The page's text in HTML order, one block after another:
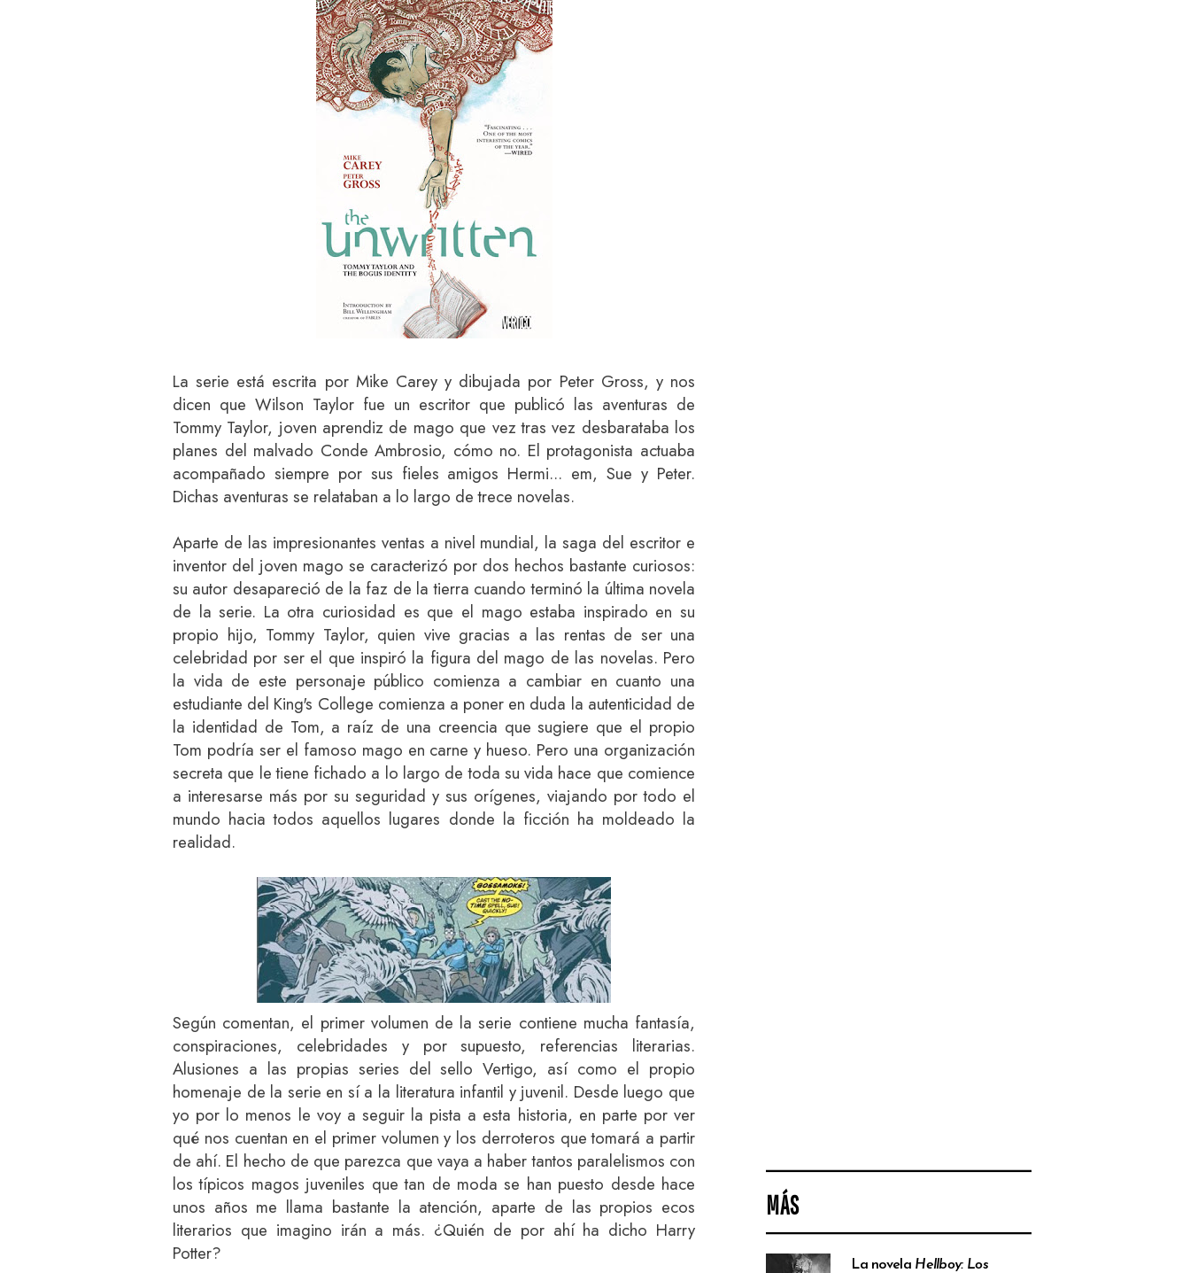
MÁS
La novela Hellboy: Los
La serie está escrita por Mike Carey y dibujada por Peter Gross, y nos
dicen que Wilson Taylor fue un escritor que publicó las aventuras de
Tommy Taylor, joven aprendiz de mago que vez tras vez desbarataba los
planes del malvado Conde Ambrosio, cómo no. El protagonista actuaba
acompañado siempre por sus fieles amigos Hermi... em, Sue y Peter.
Dichas aventuras se relataban a lo largo de trece novelas.
Aparte de las impresionantes ventas a nivel mundial, la saga del escritor e
inventor del joven mago se caracterizó por dos hechos bastante curiosos:
su autor desapareció de la faz de la tierra cuando terminó la última novela
de la serie. La otra curiosidad es que el mago estaba inspirado en su
propio hijo, Tommy Taylor, quien vive gracias a las rentas de ser una
celebridad por ser el que inspiró la figura del mago de las novelas. Pero
la vida de este personaje público comienza a cambiar en cuanto una
estudiante del King's College comienza a poner en duda la autenticidad de
la identidad de Tom, a raíz de una creencia que sugiere que el propio
Tom podría ser el famoso mago en carne y hueso. Pero una organización
secreta que le tiene fichado a lo largo de toda su vida hace que comience
a interesarse más por su seguridad y sus orígenes, viajando por todo el
mundo hacia todos aquellos lugares donde la ficción ha moldeado la
realidad.
Según comentan, el primer volumen de la serie contiene mucha fantasía,
conspiraciones, celebridades y por supuesto, referencias literarias.
Alusiones a las propias series del sello Vertigo, así como el propio
homenaje de la serie en sí a la literatura infantil y juvenil. Desde luego que
yo por lo menos le voy a seguir la pista a esta historia, en parte por ver
qué nos cuentan en el primer volumen y los derroteros que tomará a partir
de ahí. El hecho de que parezca que vaya a haber tantos paralelismos con
los típicos magos juveniles que tan de moda se han puesto desde hace
unos años me llama bastante la atención, aparte de las propios ecos
literarios que imagino irán a más. ¿Quién de por ahí ha dicho Harry
Potter?